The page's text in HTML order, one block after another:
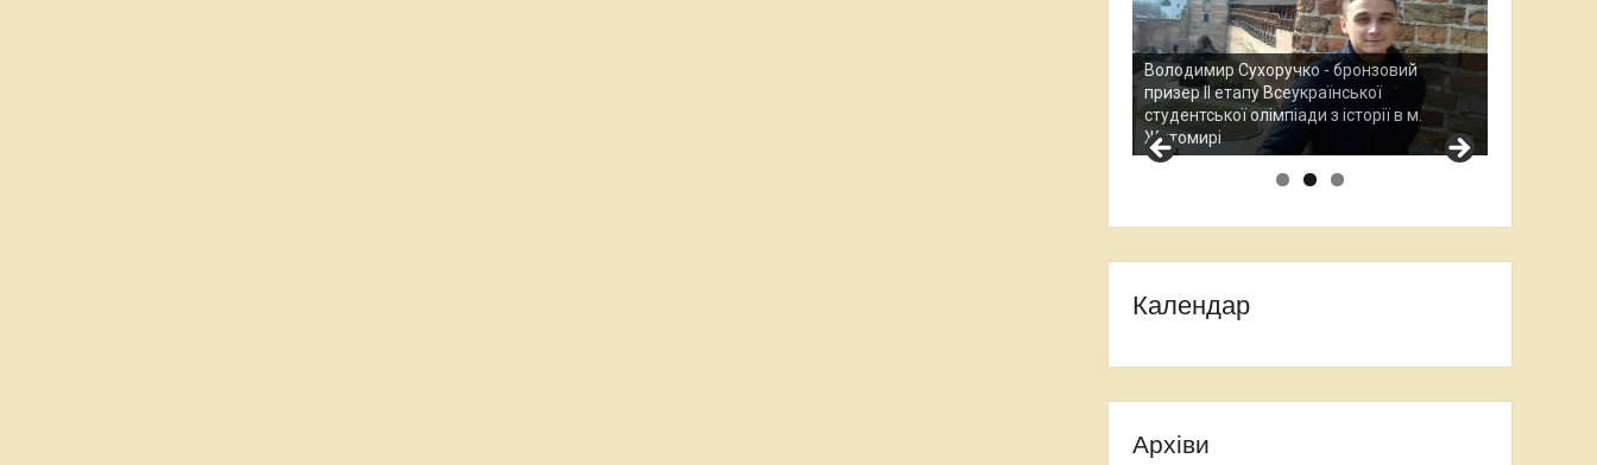
Остап Кардаш - бронзовий призер ІІ етапу
Всеукраїнської студентської олімпади з
історії в м. Житомирі
Календар
Архіви